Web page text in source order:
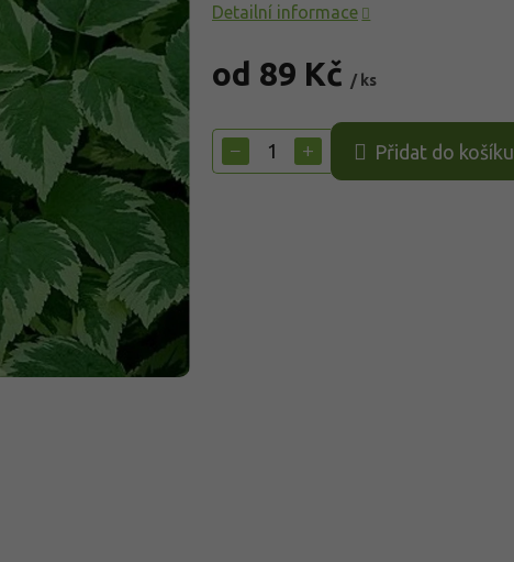
od 89 Kč / ks
cena:
+
− Přidat do košíku
Detailní informace